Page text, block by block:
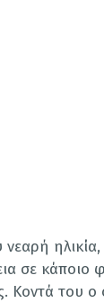
νεαρή
σε κάποιο
Κοντά του ο